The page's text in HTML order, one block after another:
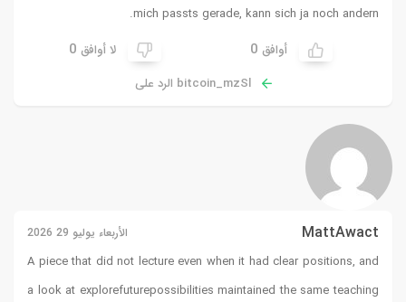
A piece
a look at